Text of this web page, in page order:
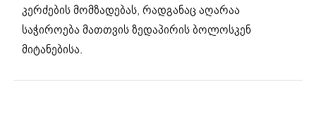
კერძების მომზადებას, რადგანაც აღარაა
საჭიროება მათთვის ზედაპირის ბოლოსკენ
მიტანებისა.